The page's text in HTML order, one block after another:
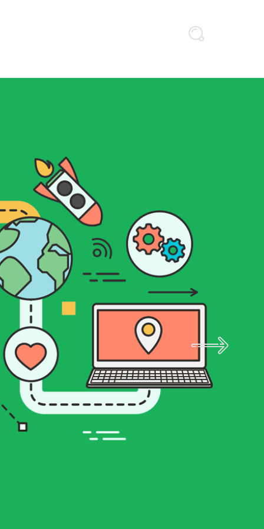
Servicios de Servidores
informática es esencial. En
salvaguardar tus datos y sistemas